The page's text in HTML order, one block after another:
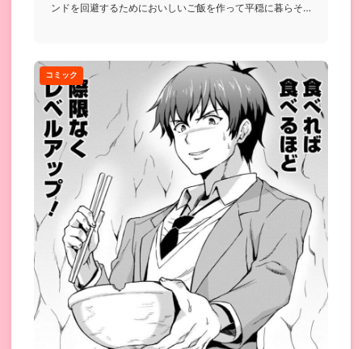
ンドを回避するためにおいしいご飯を作って平穏に暮らそ
コミック